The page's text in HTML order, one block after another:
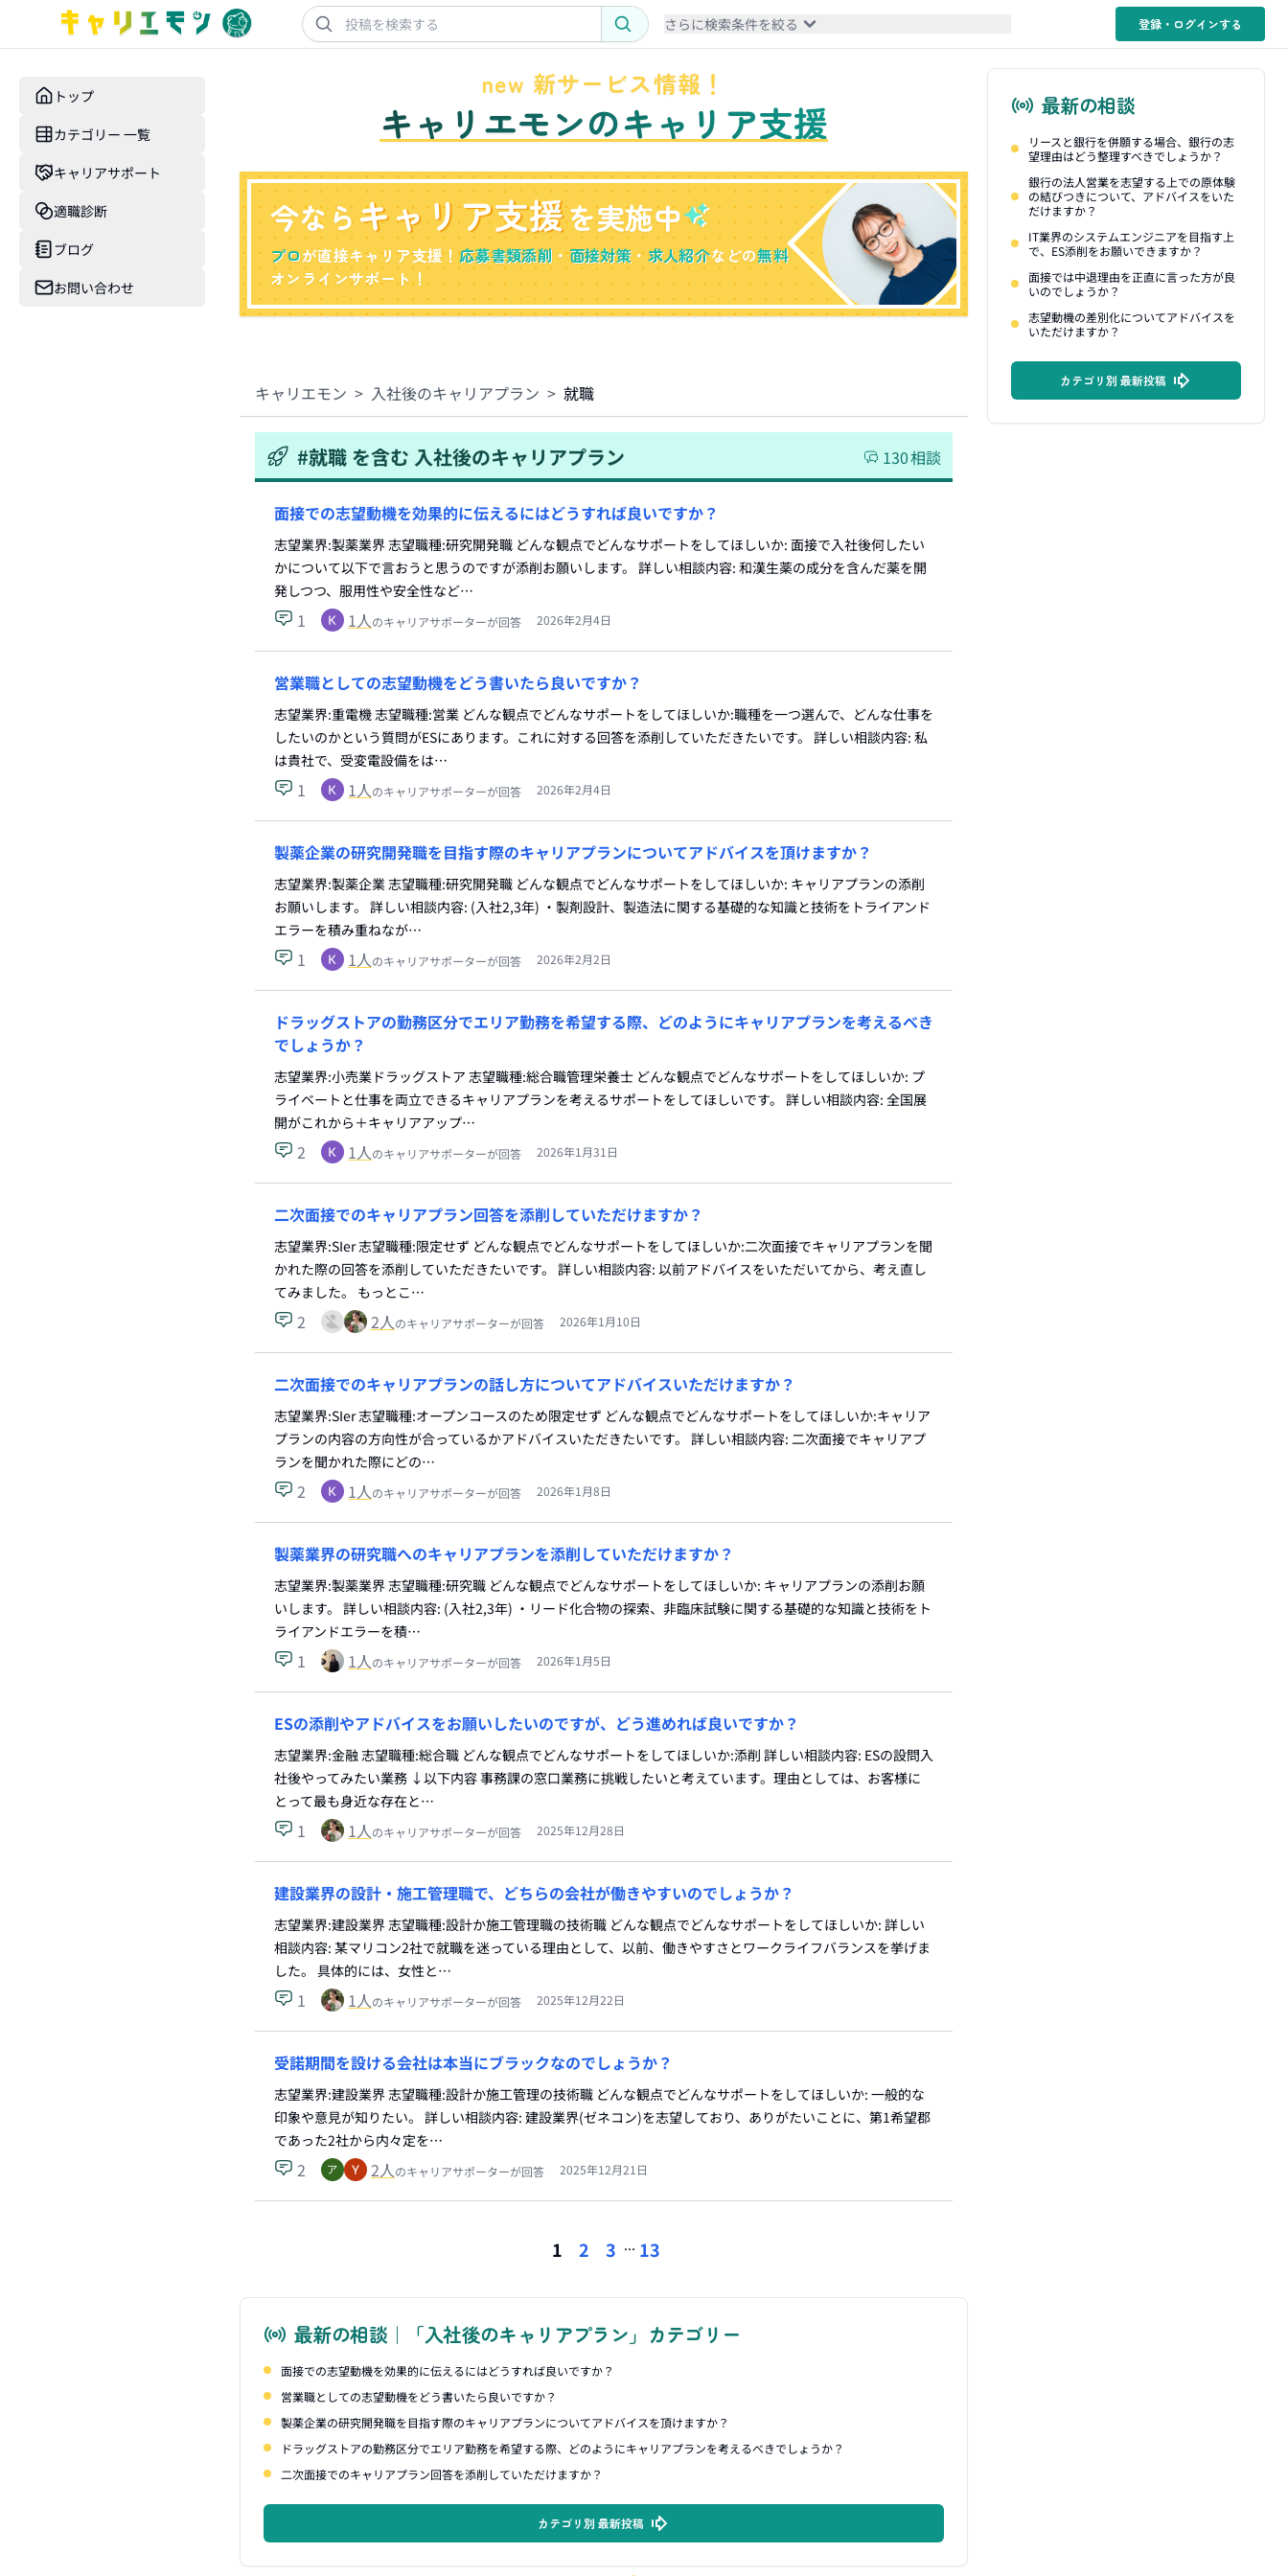
さらに検索条件を絞る 登録・ログインする
トップ
カテゴリー 一覧
キャリアサポート
適職診断
ブログ
お問い合わせ
new 新サービス情報！
キャリエモンのキャリア支援
今ならキャリア支援を実施中
プロが直接キャリア支援！応募書類添削 ・面接対策 ・求人紹介などの無料
オンラインサポート！
キャリエモン > 入社後のキャリアプラン > 就職
#就職 を含む 入社後のキャリアプラン 130相談
面接での志望動機を効果的に伝えるにはどうすれば良いですか？
志望業界:製薬業界 志望職種:研究開発職 どんな観点でどんなサポートをしてほしいか: 面接で入社後何したい
かについて以下で言おうと思うのですが添削お願いします。 詳しい相談内容: 和漢生薬の成分を含んだ薬を開
発しつつ、服用性や安全性など…
1 1人のキャリアサポーターが回答 2026年2月4日
営業職としての志望動機をどう書いたら良いですか？
志望業界:重電機 志望職種:営業 どんな観点でどんなサポートをしてほしいか:職種を一つ選んで、どんな仕事を
したいのかという質問がESにあります。これに対する回答を添削していただきたいです。 詳しい相談内容: 私
は貴社で、受変電設備をは…
1 1人のキャリアサポーターが回答 2026年2月4日
製薬企業の研究開発職を目指す際のキャリアプランについてアドバイスを頂けますか？
志望業界:製薬企業 志望職種:研究開発職 どんな観点でどんなサポートをしてほしいか: キャリアプランの添削
お願いします。 詳しい相談内容: (入社2,3年) ・製剤設計、製造法に関する基礎的な知識と技術をトライアンド
エラーを積み重ねなが…
1 1人のキャリアサポーターが回答 2026年2月2日
ドラッグストアの勤務区分でエリア勤務を希望する際、どのようにキャリアプランを考えるべき
でしょうか？
志望業界:小売業ドラッグストア 志望職種:総合職管理栄養士 どんな観点でどんなサポートをしてほしいか: プ
ライベートと仕事を両立できるキャリアプランを考えるサポートをしてほしいです。 詳しい相談内容: 全国展
開がこれから＋キャリアアップ…
2 1人のキャリアサポーターが回答 2026年1月31日
二次面接でのキャリアプラン回答を添削していただけますか？
志望業界:SIer 志望職種:限定せず どんな観点でどんなサポートをしてほしいか:二次面接でキャリアプランを聞
かれた際の回答を添削していただきたいです。 詳しい相談内容: 以前アドバイスをいただいてから、考え直し
てみました。 もっとこ…
2 2人のキャリアサポーターが回答 2026年1月10日
二次面接でのキャリアプランの話し方についてアドバイスいただけますか？
志望業界:SIer 志望職種:オープンコースのため限定せず どんな観点でどんなサポートをしてほしいか:キャリア
プランの内容の方向性が合っているかアドバイスいただきたいです。 詳しい相談内容: 二次面接でキャリアプ
ランを聞かれた際にどの…
2 1人のキャリアサポーターが回答 2026年1月8日
製薬業界の研究職へのキャリアプランを添削していただけますか？
志望業界:製薬業界 志望職種:研究職 どんな観点でどんなサポートをしてほしいか: キャリアプランの添削お願
いします。 詳しい相談内容: (入社2,3年) ・リード化合物の探索、非臨床試験に関する基礎的な知識と技術をト
ライアンドエラーを積…
1 1人のキャリアサポーターが回答 2026年1月5日
ESの添削やアドバイスをお願いしたいのですが、どう進めれば良いですか？
志望業界:金融 志望職種:総合職 どんな観点でどんなサポートをしてほしいか:添削 詳しい相談内容: ESの設問入
社後やってみたい業務 ↓以下内容 事務課の窓口業務に挑戦したいと考えています。理由としては、お客様に
とって最も身近な存在と…
1 1人のキャリアサポーターが回答 2025年12月28日
建設業界の設計・施工管理職で、どちらの会社が働きやすいのでしょうか？
志望業界:建設業界 志望職種:設計か施工管理職の技術職 どんな観点でどんなサポートをしてほしいか: 詳しい
相談内容: 某マリコン2社で就職を迷っている理由として、以前、働きやすさとワークライフバランスを挙げま
した。 具体的には、女性と…
1 1人のキャリアサポーターが回答 2025年12月22日
受諾期間を設ける会社は本当にブラックなのでしょうか？
志望業界:建設業界 志望職種:設計か施工管理の技術職 どんな観点でどんなサポートをしてほしいか: 一般的な
印象や意見が知りたい。 詳しい相談内容: 建設業界(ゼネコン)を志望しており、ありがたいことに、第1希望郡
であった2社から内々定を…
2 2人のキャリアサポーターが回答 2025年12月21日
1 2 3 ... 13
最新の相談｜「入社後のキャリアプラン」カテゴリー
面接での志望動機を効果的に伝えるにはどうすれば良いですか？
営業職としての志望動機をどう書いたら良いですか？
製薬企業の研究開発職を目指す際のキャリアプランについてアドバイスを頂けますか？
ドラッグストアの勤務区分でエリア勤務を希望する際、どのようにキャリアプランを考えるべきでしょうか？
二次面接でのキャリアプラン回答を添削していただけますか？
カテゴリ別 最新投稿
最新の相談
リースと銀行を併願する場合、銀行の志
望理由はどう整理すべきでしょうか？
銀行の法人営業を志望する上での原体験
の結びつきについて、アドバイスをいた
だけますか？
IT業界のシステムエンジニアを目指す上
で、ES添削をお願いできますか？
面接では中退理由を正直に言った方が良
いのでしょうか？
志望動機の差別化についてアドバイスを
いただけますか？
カテゴリ別 最新投稿